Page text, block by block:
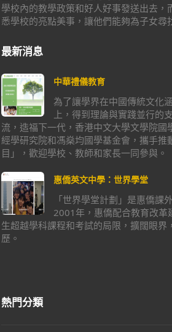
學校內的教學政策和好人好事發送出去，
悉學校的亮點美事，讓他們能夠為子女尋
最新消息
中華禮儀教育
為了讓學界在中國傳統文化
上，得到理論與實踐並行的
流，造福下一代，香港中文大學文學院國
經學研究院和馮燊均國學基金會，攜手推
目」，歡迎學校、教師和家長一同參與。
惠僑英文中學：世界學堂
「世界學堂計劃」是惠僑課
2001年，惠僑配合教育改革
生超越學科課程和考試的局限，擴闊眼界
歷。
熱門分類